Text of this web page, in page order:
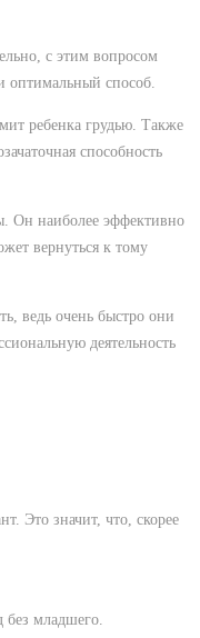
с этим вопросом
оптимальный способ.
ребенка грудью. Также
способность
Он наиболее эффективно
вернуться к тому
ведь очень быстро они
деятельность
Это значит, что, скорее
без младшего.